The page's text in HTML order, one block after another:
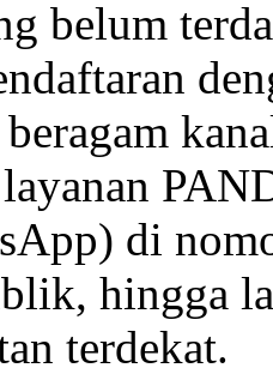
belum
di
hingga
terdekat.